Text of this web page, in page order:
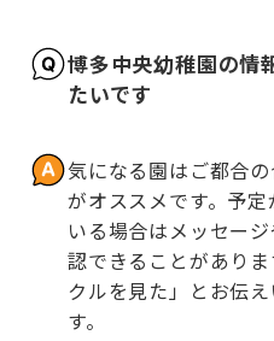
博多中央幼稚園の情
たいです
気になる園はご都合
がオススメです。予
いる場合はメッセー
認できることがあり
クルを見た」とお伝
す。